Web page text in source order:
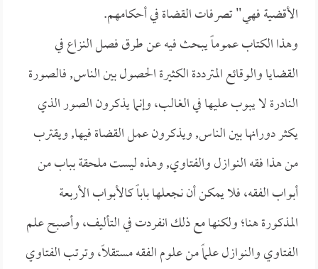
الأقضية فهي" تصرفات القضاة في أحكامهم.
وهذا الكتاب عموماً يبحث فيه عن طرق فصل النزاع في
القضايا والوقائع المترددة الكثيرة الحصول بين الناس, فالصورة
النادرة لا يبوب عليها في الغالب، وإنما يذكرون الصور الذي
يكثر دورانها بين الناس, ويذكرون عمل القضاة فيها, ويقترب
من هذا فقه النوازل والفتاوي, وهذه ليست ملحقة بباب من
أبواب الفقه، فلا يمكن أن نجعلها باباً كالأبواب الأربعة
المذكورة هنا؛ ولكنها مع ذلك انفردت في التأليف، وأصبح علم
الفتاوي والنوازل علماً من علوم الفقه مستقلاً، وترتب الفتاوي